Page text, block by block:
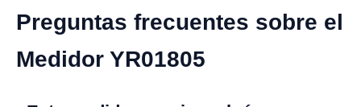
Preguntas frecuentes sobre el
Medidor YR01805